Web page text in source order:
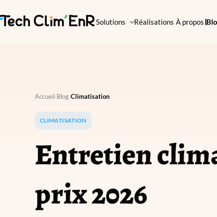
Solutions Réalisations À propos
Accueil›Blog›Climatisation
CLIMATISATION
Entretien
prix 2026